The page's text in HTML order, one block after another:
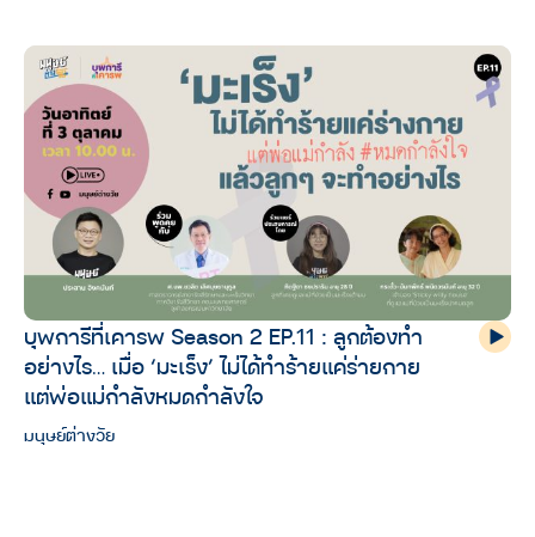
บุพการีที่เคารพ Season 2 EP.11 : ลูกต้องทำ
อย่างไร… เมื่อ ‘มะเร็ง’ ไม่ได้ทำร้ายแค่ร่ายกาย
แต่พ่อแม่กำลังหมดกำลังใจ
มนุษย์ต่างวัย